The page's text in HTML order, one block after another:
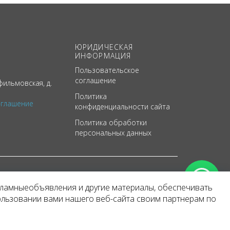
д.
ЮРИДИЧЕСКАЯ
ИНФОРМАЦИЯ
Пользовательское
соглашение
Политика
конфиденциальности сайта
Политика обработки
персональных данных
и другие материалы, обеспечивать
вами нашего веб-сайта своим партнерам по